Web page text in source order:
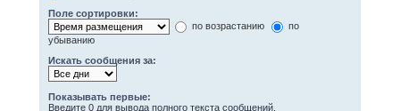
Поле сортировки:
по возрастанию
по
убыванию
Искать сообщения за:
Показывать первые:
Введите 0 для вывода полного текста сообщений.